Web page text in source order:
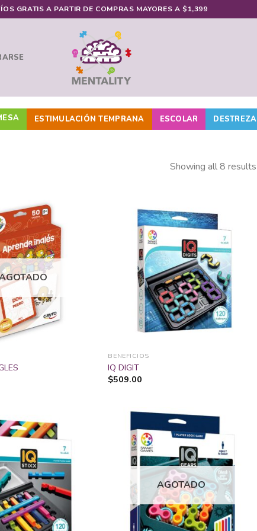
GRATIS A PARTIR DE COMPRAS MAYORES A $1,399
ESTIMULACIÓN TEMPRANA ESCOLAR DESTREZA
Showing all 8 results
Añadir
deseos
BENEFICIOS
IQ DIGIT
$509.00
Añadir
deseos
Añadir
a la
deseos
AGOTADO